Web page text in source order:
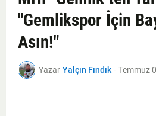
"Gemlikspor İçin
Asın!"
Yazar Yalçın Fındık - Temmuz